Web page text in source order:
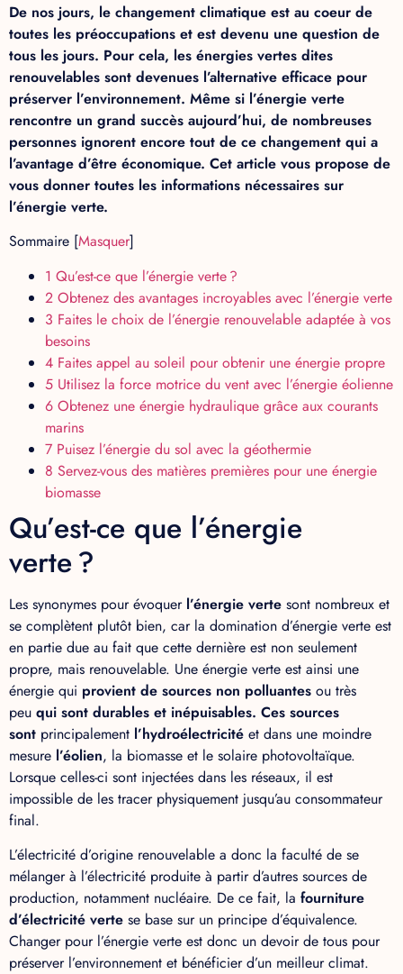
De nos jours, le changement climatique est au coeur de
toutes les préoccupations et est devenu une question de
tous les jours. Pour cela, les énergies vertes dites
renouvelables sont devenues l’alternative efficace pour
préserver l’environnement. Même si l’énergie verte
rencontre un grand succès aujourd’hui, de nombreuses
personnes ignorent encore tout de ce changement qui a
l’avantage d’être économique. Cet article vous propose de
vous donner toutes les informations nécessaires sur
l’énergie verte.
Sommaire [Masquer]
1 Qu’est-ce que l’énergie verte ?
2 Obtenez des avantages incroyables avec l’énergie verte
3 Faites le choix de l’énergie renouvelable adaptée à vos
besoins
4 Faites appel au soleil pour obtenir une énergie propre
5 Utilisez la force motrice du vent avec l’énergie éolienne
6 Obtenez une énergie hydraulique grâce aux courants
marins
7 Puisez l’énergie du sol avec la géothermie
8 Servez-vous des matières premières pour une énergie
biomasse
Qu’est-ce que l’énergie
verte ?
Les synonymes pour évoquer l’énergie verte sont nombreux et
se complètent plutôt bien, car la domination d’énergie verte est
en partie due au fait que cette dernière est non seulement
propre, mais renouvelable. Une énergie verte est ainsi une
énergie qui provient de sources non polluantes ou très
peu qui sont durables et inépuisables. Ces sources
sont principalement l’hydroélectricité et dans une moindre
mesure l’éolien, la biomasse et le solaire photovoltaïque.
Lorsque celles-ci sont injectées dans les réseaux, il est
impossible de les tracer physiquement jusqu’au consommateur
final.
L’électricité d’origine renouvelable a donc la faculté de se
mélanger à l’électricité produite à partir d’autres sources de
production, notamment nucléaire. De ce fait, la fourniture
d’électricité verte se base sur un principe d’équivalence.
Changer pour l’énergie verte est donc un devoir de tous pour
préserver l’environnement et bénéficier d’un meilleur climat.